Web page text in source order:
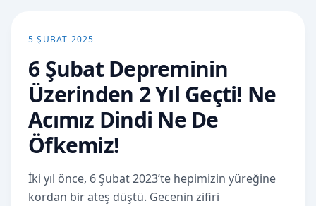
5 ŞUBAT 2025
6 Şubat Depreminin
Üzerinden 2 Yıl Geçti! Ne
Acımız Dindi Ne De
Öfkemiz!
İki yıl önce, 6 Şubat 2023’te hepimizin yüreğine
kordan bir ateş düştü. Gecenin zifiri